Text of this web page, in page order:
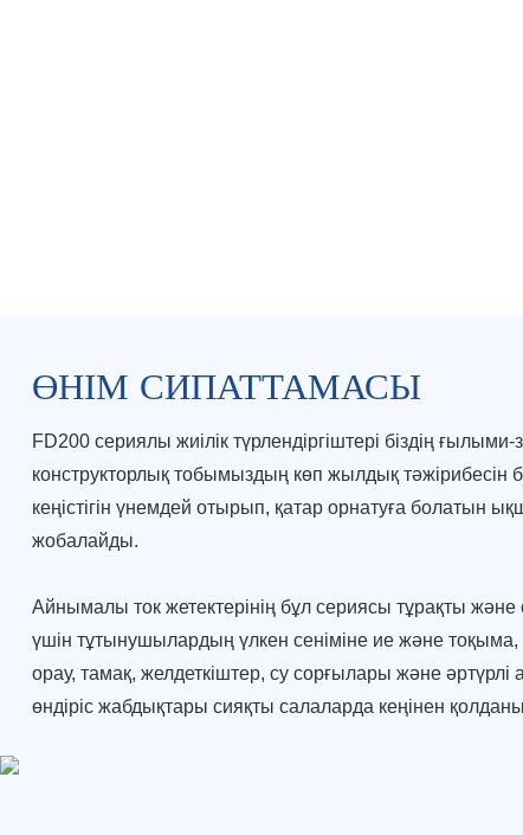
ӨНІМ СИПАТТАМАСЫ
FD200 сериялы жиілік түрлендіргіштері біздің ғылыми-
конструкторлық тобымыздың көп жылдық тәжірибесін
кеңістігін үнемдей отырып, қатар орнатуға болатын
жобалайды.
Айнымалы ток жетектерінің бұл сериясы тұрақты және
үшін тұтынушылардың үлкен сеніміне ие және тоқыма,
орау, тамақ, желдеткіштер, су сорғылары және
өндіріс жабдықтары сияқты салаларда кеңінен